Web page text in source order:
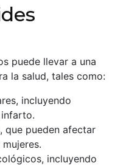
puede llevar a una
la salud, tales como:
incluyendo
que pueden afectar
incluyendo